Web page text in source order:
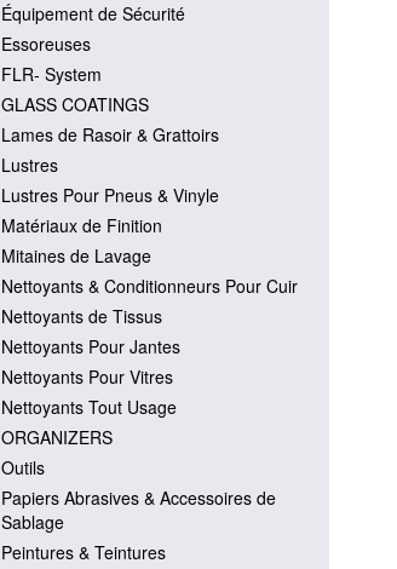
Équipement de Sécurité
Essoreuses
FLR- System
GLASS COATINGS
Lames de Rasoir & Grattoirs
Lustres
Lustres Pour Pneus & Vinyle
Matériaux de Finition
Mitaines de Lavage
Nettoyants & Conditionneurs Pour Cuir
Nettoyants de Tissus
Nettoyants Pour Jantes
Nettoyants Pour Vitres
Nettoyants Tout Usage
ORGANIZERS
Outils
Papiers Abrasives & Accessoires de
Sablage
Peintures & Teintures